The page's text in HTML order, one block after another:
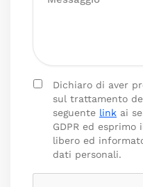
Dichiaro di aver
sul trattamento
seguente link ai
GDPR ed
libero ed
dati personali.